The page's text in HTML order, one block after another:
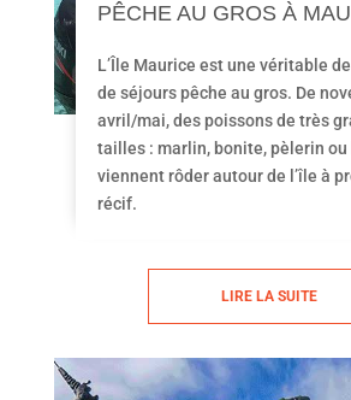
PÊCHE AU GROS À
L’Île Maurice est une véritable
de séjours pêche au gros. De
avril/mai, des poissons de très
tailles : marlin, bonite, pèlerin ou
viennent rôder autour de l’île à
récif.
LIRE LA SUITE